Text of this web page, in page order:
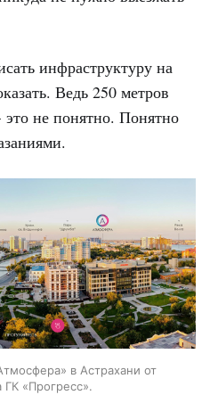
инфраструктуру на
Ведь 250 метров
не понятно. Понятно
в Астрахани от
«Прогресс».